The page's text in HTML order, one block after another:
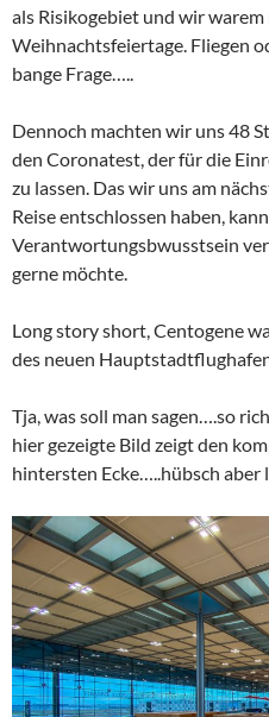
als Risikogebiet und wir
Weihnachtsfeiertage. Fliegen
bange Frage…..
Dennoch machten wir uns 48
den Coronatest, der für die
zu lassen. Das wir uns am
Reise entschlossen haben,
Verantwortungsbwusstsein
gerne möchte.
Long story short, Centogene
des neuen
Tja, was soll man sagen….so
hier gezeigte Bild zeigt den
hintersten Ecke…..hübsch aber